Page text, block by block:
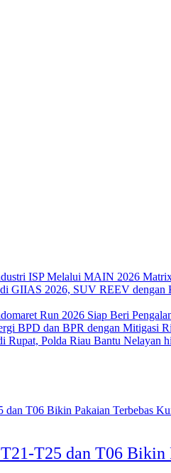
T25 dan T06 Bikin